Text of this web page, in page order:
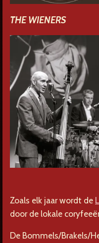
THE WIENERS
Zoals elk jaar wordt de
door de lokale
De Bommels/Brakels/